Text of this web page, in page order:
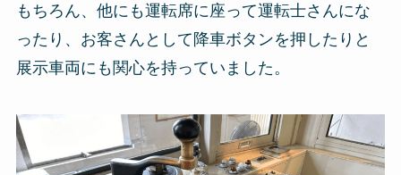
もちろん、他にも運転席に座って運転士さんにな
ったり、お客さんとして降車ボタンを押したりと
展示車両にも関心を持っていました。